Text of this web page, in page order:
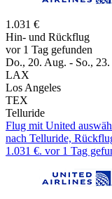
1.031 €
Hin- und Rückflug
vor 1 Tag gefunden
Do., 20. Aug. - So.,
LAX
Los Angeles
TEX
Telluride
Flug mit United
nach Telluride,
1.031 €. vor 1 Tag